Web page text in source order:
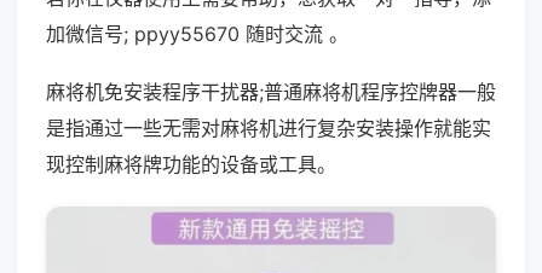
加微信号; ppyy55670 随时交流 。
麻将机免安装程序干扰器;普通麻将机程序控牌器一般
是指通过一些无需对麻将机进行复杂安装操作就能实
现控制麻将牌功能的设备或工具。